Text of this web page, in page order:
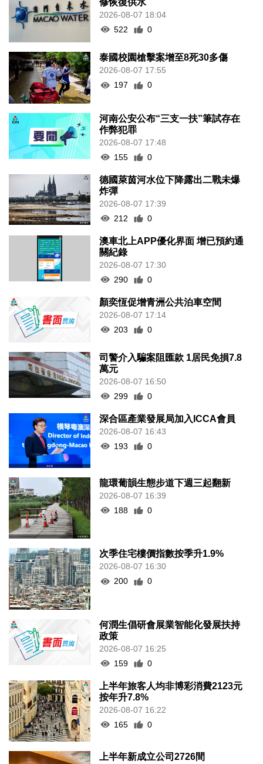
2026-08-07 18:04
522
0
泰國校園槍擊案增至8死30多傷
2026-08-07 17:55
197
0
河南公安公布“三支一扶”筆試存在
作弊犯罪
2026-08-07 17:48
155
0
德國萊茵河水位下降露出二戰未爆
炸彈
2026-08-07 17:39
212
0
澳車北上APP優化界面 增已預約通
關紀錄
2026-08-07 17:30
290
0
顏奕恆促增青洲公共泊車空間
2026-08-07 17:14
203
0
司警介入騙案阻匯款 1居民免損7.8
萬元
2026-08-07 16:50
299
0
深合區產業發展局加入ICCA會員
2026-08-07 16:43
193
0
龍環葡韻生態步道下週三起翻新
2026-08-07 16:39
188
0
次季住宅樓價指數按季升1.9%
2026-08-07 16:30
200
0
何潤生倡研會展業智能化發展扶持
政策
2026-08-07 16:25
159
0
上半年旅客人均非博彩消費2123元
按年升7.8%
2026-08-07 16:22
165
0
上半年新成立公司2726間